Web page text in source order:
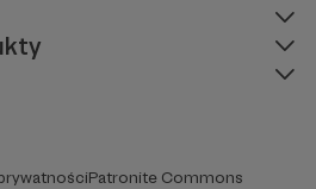
Patronite Commons